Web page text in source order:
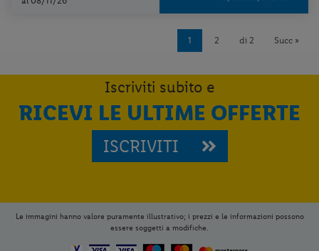
1 2 di 2 Succ »
Iscriviti subito e
RICEVI LE ULTIME OFFERTE
ISCRIVITI
Le immagini hanno valore puramente illustrativo; i prezzi e le informazioni possono
essere soggetti a modifiche.